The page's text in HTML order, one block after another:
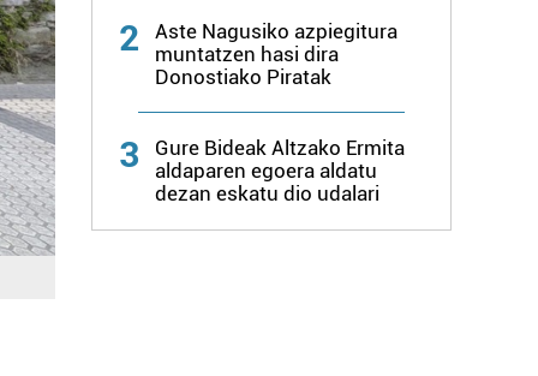
2
Aste Nagusiko azpiegitura
muntatzen hasi dira
Donostiako Piratak
3
Gure Bideak Altzako Ermita
aldaparen egoera aldatu
dezan eskatu dio udalari